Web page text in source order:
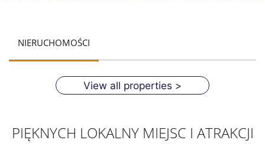
NIERUCHOMOŚCI
View all properties >
PIĘKNYCH LOKALNY MIEJSC I ATRAKCJI